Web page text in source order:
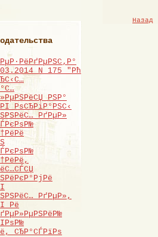
N 175 "Рћ
РЅР°
РѕСЂРіР°РЅС‹
РґРµР»
РґРµР»,
Рё
СЂР°СЃРїРѕ
Назад